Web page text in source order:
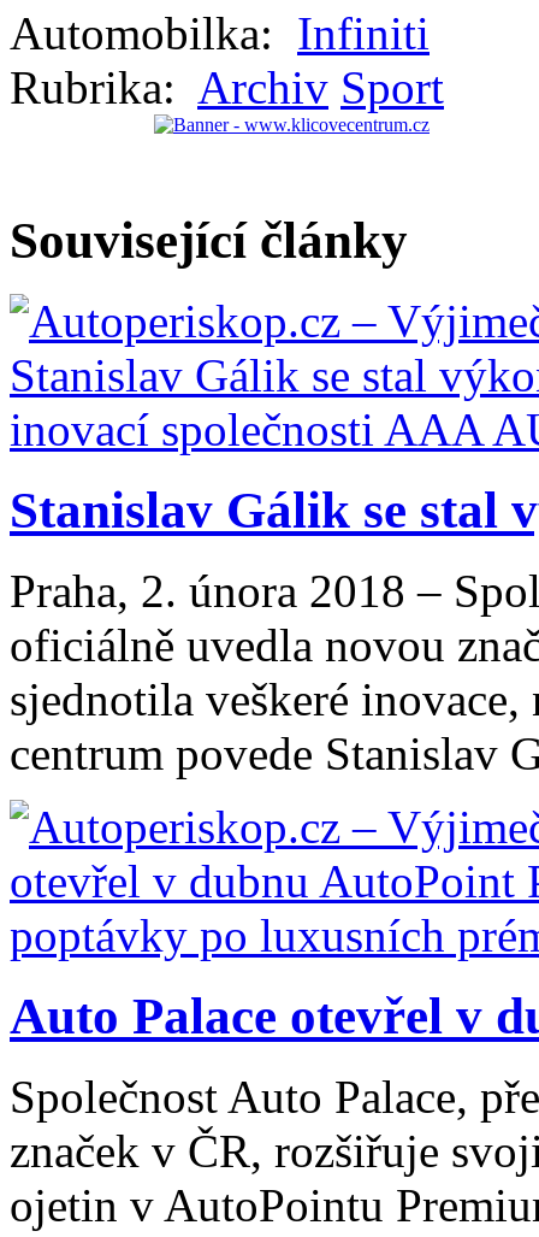
Automobilka: Infiniti
Rubrika: Archiv Sport
Související články
Stanislav Gálik se stal
Praha, 2. února 2018 –
oficiálně uvedla novou
sjednotila veškeré
centrum povede Stanislav
Auto Palace otevřel v
Společnost Auto Palace,
značek v ČR, rozšiřuje
ojetin v AutoPointu